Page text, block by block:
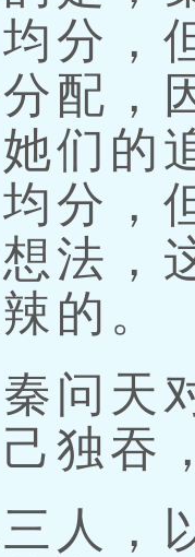
分，
配，
们的
分，
法，
的。
天对
独吞
，以